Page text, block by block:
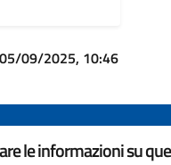
09/2025, 10:46
le informazioni su